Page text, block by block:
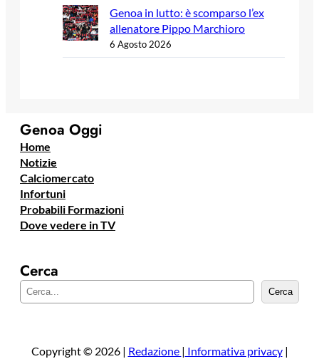
Genoa in lutto: è scomparso l’ex
allenatore Pippo Marchioro
6 Agosto 2026
Genoa Oggi
Home
Notizie
Calciomercato
Infortuni
Probabili Formazioni
Dove vedere in TV
Cerca
e
a
Cerca
Copyright © 2026 | Redazione | Informativa privacy|